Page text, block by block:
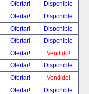
Ofertar!
Disponible
Ofertar!
Disponible
Ofertar!
Disponible
Ofertar!
Disponible
Ofertar!
Vendido!
Ofertar!
Disponible
Ofertar!
Vendido!
Ofertar!
Disponible